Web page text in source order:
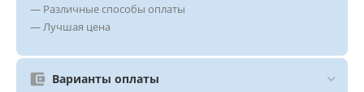
— Различные способы оплаты
— Лучшая цена
Варианты оплаты